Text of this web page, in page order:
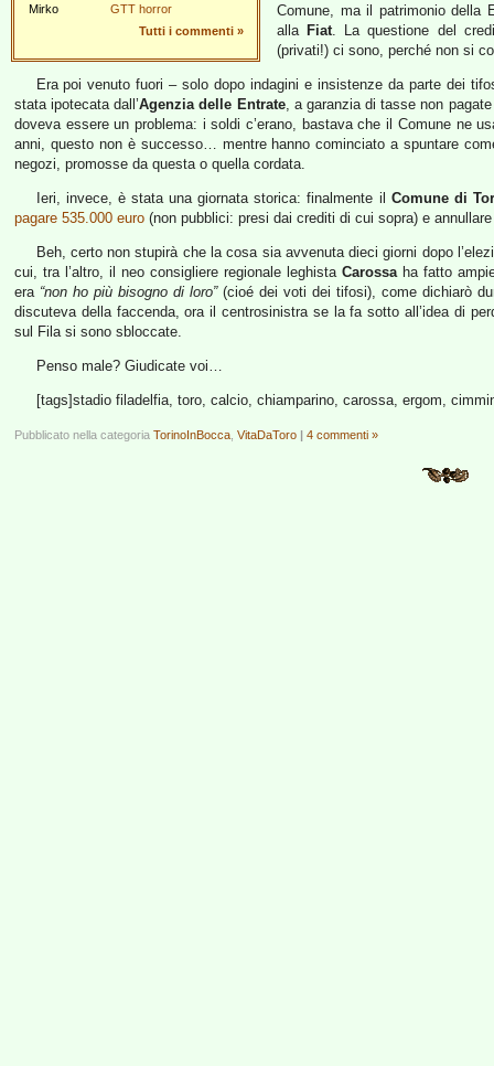
Mirko
GTT horror
Tutti i commenti »
Comune, ma il patrimonio della
alla Fiat. La questione del
(privati!) ci sono, perché non si
Era poi venuto fuori – solo dopo indagini e insistenze da parte dei
stata ipotecata dall’Agenzia delle Entrate, a garanzia di tasse non
doveva essere un problema: i soldi c’erano, bastava che il Comune ne
anni, questo non è successo… mentre hanno cominciato a spuntare
negozi, promosse da questa o quella cordata.
Ieri, invece, è stata una giornata storica: finalmente il Comune di
pagare 535.000 euro (non pubblici: presi dai crediti di cui sopra) e
Beh, certo non stupirà che la cosa sia avvenuta dieci giorni dopo
cui, tra l’altro, il neo consigliere regionale leghista Carossaha fatto
era “non ho più bisogno di loro”(cioé dei voti dei tifosi), come dichiarò
discuteva della faccenda, ora il centrosinistra se la fa sotto all’idea di
sul Fila si sono sbloccate.
Penso male? Giudicate voi…
[tags]stadio filadelfia, toro, calcio, chiamparino, carossa, ergom,
Pubblicato nella categoria TorinoInBocca VitaDaToro | 4 commenti »